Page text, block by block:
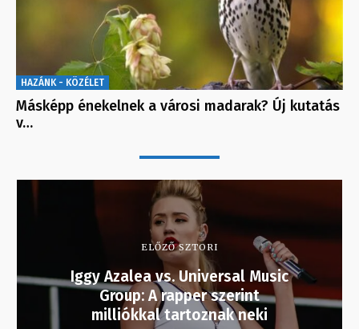
HAZÁNK - KÖZÉLET
Másképp énekelnek a városi madarak? Új kutatás
v…
ELŐZŐ SZTORI
Iggy Azalea vs. Universal Music
Group: A rapper szerint
milliókkal tartoznak neki